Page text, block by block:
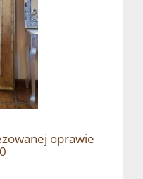
oprawie